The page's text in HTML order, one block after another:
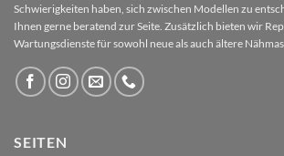
Schwierigkeiten haben, sich zwischen Modellen zu
Ihnen gerne beratend zur Seite. Zusätzlich bieten wir
Wartungsdienste für sowohl neue als auch ältere
SEITEN